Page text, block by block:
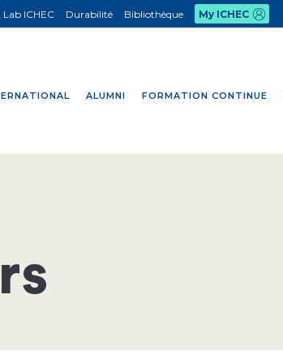
ALUMNI FORMATION CONTINUE
Lab ICHEC Durabilité Bibliothèque My ICHEC